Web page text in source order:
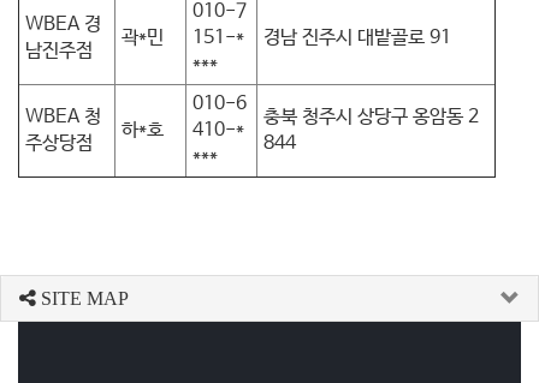
WBEA 경
남진주점
곽*민
010-7
151-*
***
경남 진주시 대밭골로 91
WBEA 청
주상당점
하*호
010-6
410-*
***
충북 청주시 상당구 옹암동 2
844
SITE MAP